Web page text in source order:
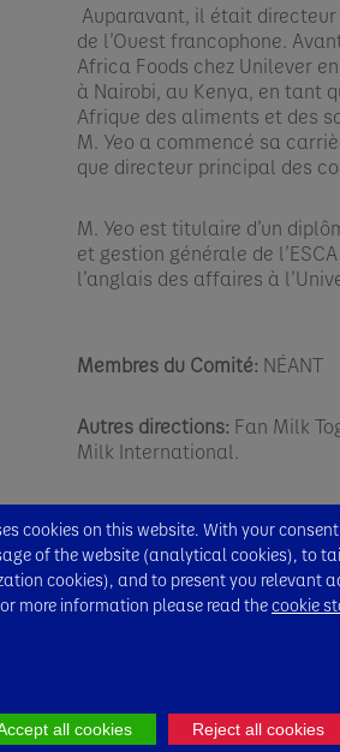
Auparavant, il était directeur
de l’Ouest francophone.
Africa Foods chez Unilever
à Nairobi, au Kenya, en tant
Afrique des aliments et des
M. Yeo a commencé sa
que directeur principal des
M. Yeo est titulaire d’un
et gestion générale de
l’anglais des affaires à
Membres du Comité: NÉANT
Autres directions: Fan Milk
Milk International.
cookies on this website. With your
of the website (analytical cookies), to
cookies), and to present you relevant
more information please read thecookie
all cookies Reject all cookies